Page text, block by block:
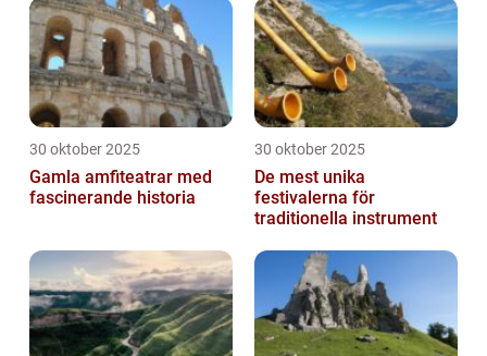
30 oktober 2025
Gamla amfiteatrar med
fascinerande historia
30 oktober 2025
De mest unika
festivalerna för
traditionella instrument